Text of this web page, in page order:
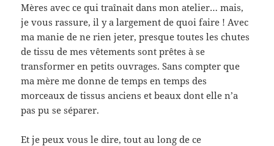
Mères avec ce qui traînait dans mon atelier… mais,
je vous rassure, il y a largement de quoi faire ! Avec
ma manie de ne rien jeter, presque toutes les chutes
de tissu de mes vêtements sont prêtes à se
transformer en petits ouvrages. Sans compter que
ma mère me donne de temps en temps des
morceaux de tissus anciens et beaux dont elle n’a
pas pu se séparer.
Et je peux vous le dire, tout au long de ce